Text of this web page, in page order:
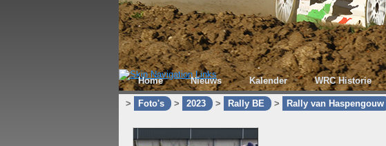
Home Nieuws Kalender WRC Historie
> Foto's > 2023 > Rally BE > Rally van Haspengouw